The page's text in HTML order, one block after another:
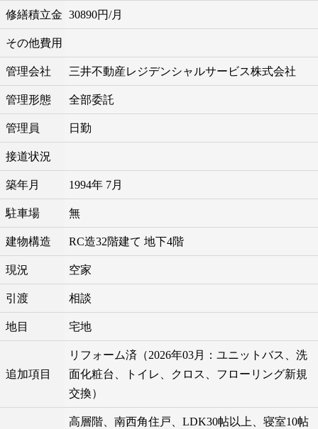
修繕積立金 30890円/月
その他費用
管理会社 三井不動産レジデンシャルサービス株式会社
管理形態 全部委託
管理員 日勤
接道状況
築年月 1994年 7月
駐車場 無
建物構造 RC造32階建て 地下4階
現況 空家
引渡 相談
地目 宅地
追加項目
リフォーム済（2026年03月：ユニットバス、洗
面化粧台、トイレ、クロス、フローリング新規
交換）
高層階、南西角住戸、LDK30帖以上、寝室10帖